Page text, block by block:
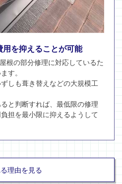
を抑えることが可能
根の部分修理に対応しているた
す。
しも葺き替えなどの大規模工
と判断すれば、最低限の修理
担を最小限に抑えるようして
理由を見る